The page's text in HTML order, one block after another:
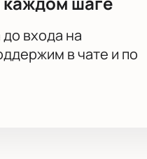
входа на
в чате и по